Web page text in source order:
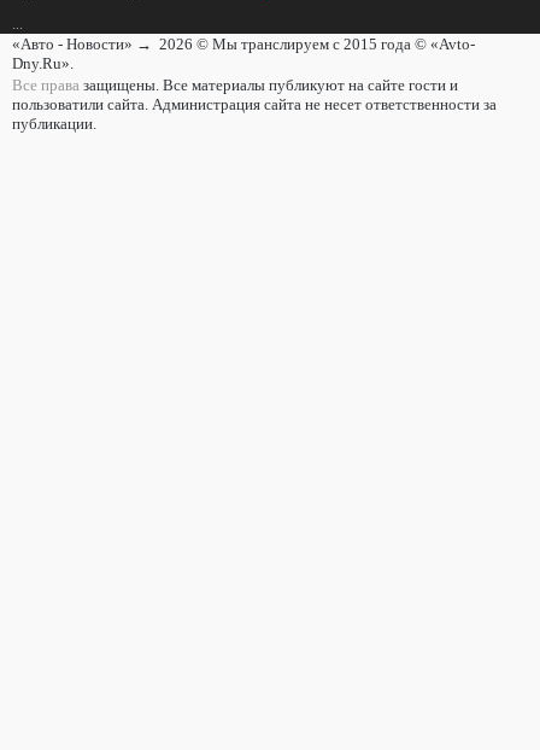
«Авто - Новости» → 2026 © Мы транслируем с 2015 года © «Avto-
Dny.Ru».
Все права защищены. Все материалы публикуют на сайте гости и
пользоватили сайта. Администрация сайта не несет ответственности за
публикации.